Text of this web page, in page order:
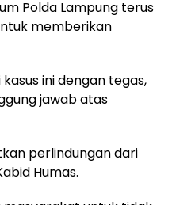
Polda Lampung terus
memberikan
ini dengan tegas,
jawab atas
perlindungan dari
Humas.